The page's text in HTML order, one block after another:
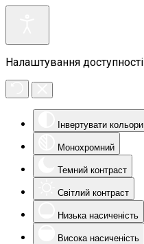
Налаштування доступності
Інвертувати кольори
Монохромний
Темний контраст
Світлий контраст
Низька насиченість
Висока насиченість